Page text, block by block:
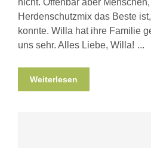
nicht. Offenbar aber
Herdenschutzmix das Beste
konnte. Willa hat ihre Familie
uns sehr. Alles Liebe, Willa!
Weiterlesen